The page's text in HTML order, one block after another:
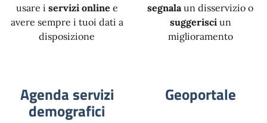
usare i servizi online e
avere sempre i tuoi dati a
disposizione
segnala un disservizio o
suggerisciun
miglioramento
Agenda servizi
demografici
Geoportale